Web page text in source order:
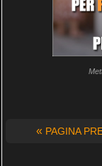
« PAGINA